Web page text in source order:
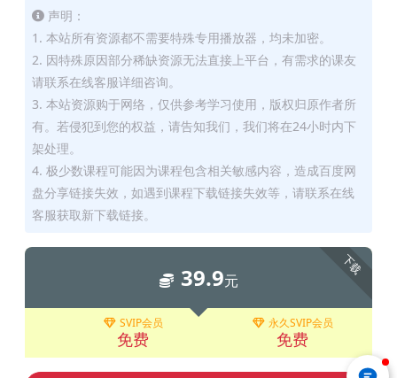
声明：
1. 本站所有资源都不需要特殊专用播放器，均未加密。
2. 因特殊原因部分稀缺资源无法直接上平台，有需求的课友
请联系在线客服详细咨询。
3. 本站资源购于网络，仅供参考学习使用，版权归原作者所
有。若侵犯到您的权益，请告知我们，我们将在24小时内下
架处理。
4. 极少数课程可能因为课程包含相关敏感内容，造成百度网
盘分享链接失效，如遇到课程下载链接失效等，请联系在线
客服获取新下载链接。
下载
39.9元
SVIP会员
免费
永久SVIP会员
免费